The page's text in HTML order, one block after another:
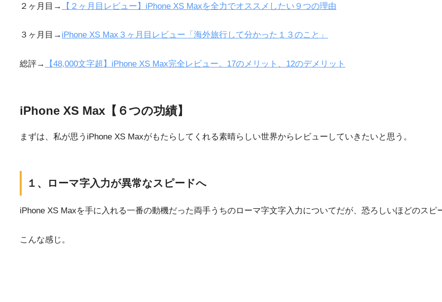
２ヶ月目→ 【２ヶ月目レビュー】iPhone XS Maxを全力でオススメしたい９つの理由
３ヶ月目→ iPhone XS Max３ヶ月目レビュー「海外旅行して分かった１３のこと」
総評→ 【48,000文字超】iPhone XS Max完全レビュー。17のメリット、12のデメリット
iPhone XS Max【６つの功績】
まずは、私が思うiPhone XS Maxがもたらしてくれる素晴らしい世界からレビューしていきたいと思う。
１、ローマ字入力が異常なスピードへ
iPhone XS Maxを手に入れる一番の動機だった両手うちのローマ字文字入力についてだが、恐ろしいほどのスピ
こんな感じ。